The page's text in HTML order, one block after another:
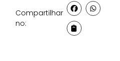
Compartilhar
no: